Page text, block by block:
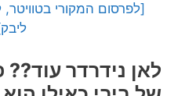
[לפרסום המקורי
לאן נידרדר עוד??